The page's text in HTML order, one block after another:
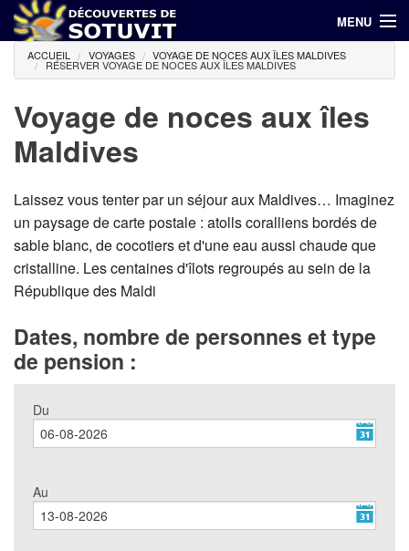
MENU
(00 216) 71 798 644 / 94 686 940
Accueil
Hôtels
Croisières
Promotions
ACCUEIL VOYAGES VOYAGE DE NOCES AUX ÎLES MALDIVES
RÉSERVER VOYAGE DE NOCES AUX ÎLES MALDIVES
Voyage de noces aux îles
Maldives
Laissez vous tenter par un séjour aux Maldives… Imaginez
un paysage de carte postale : atolls coralliens bordés de
sable blanc, de cocotiers et d'une eau aussi chaude que
cristalline. Les centaines d'îlots regroupés au sein de la
République des Maldi
Dates, nombre de personnes et type
de pension :
Du
Au